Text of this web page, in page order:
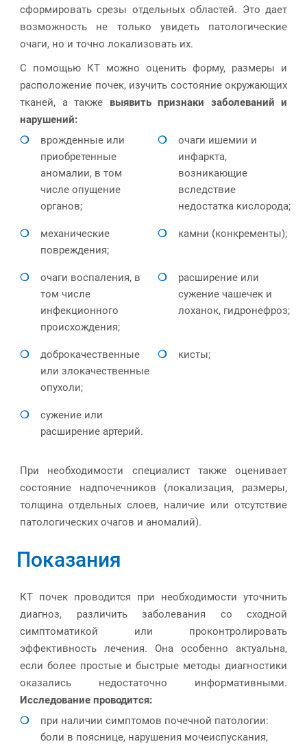
сформировать срезы отдельных областей. Это дает
возможность не только увидеть патологические
очаги, но и точно локализовать их.
С помощью КТ можно оценить форму, размеры и
расположение почек, изучить состояние окружающих
тканей, а также выявить признаки заболеваний и
нарушений:
врожденные или
приобретенные
аномалии, в том
числе опущение
органов;
очаги ишемии и
инфаркта,
возникающие
вследствие
недостатка кислорода;
механические
повреждения;
камни (конкременты);
очаги воспаления, в
том числе
инфекционного
происхождения;
расширение или
сужение чашечек и
лоханок, гидронефроз;
доброкачественные
или злокачественные
опухоли;
кисты;
сужение или
расширение артерий.
При необходимости специалист также оценивает
состояние надпочечников (локализация, размеры,
толщина отдельных слоев, наличие или отсутствие
патологических очагов и аномалий).
Показания
КТ почек проводится при необходимости уточнить
диагноз, различить заболевания со сходной
симптоматикой или проконтролировать
эффективность лечения. Она особенно актуальна,
если более простые и быстрые методы диагностики
оказались недостаточно информативными.
Исследование проводится:
при наличии симптомов почечной патологии:
боли в пояснице, нарушения мочеиспускания,